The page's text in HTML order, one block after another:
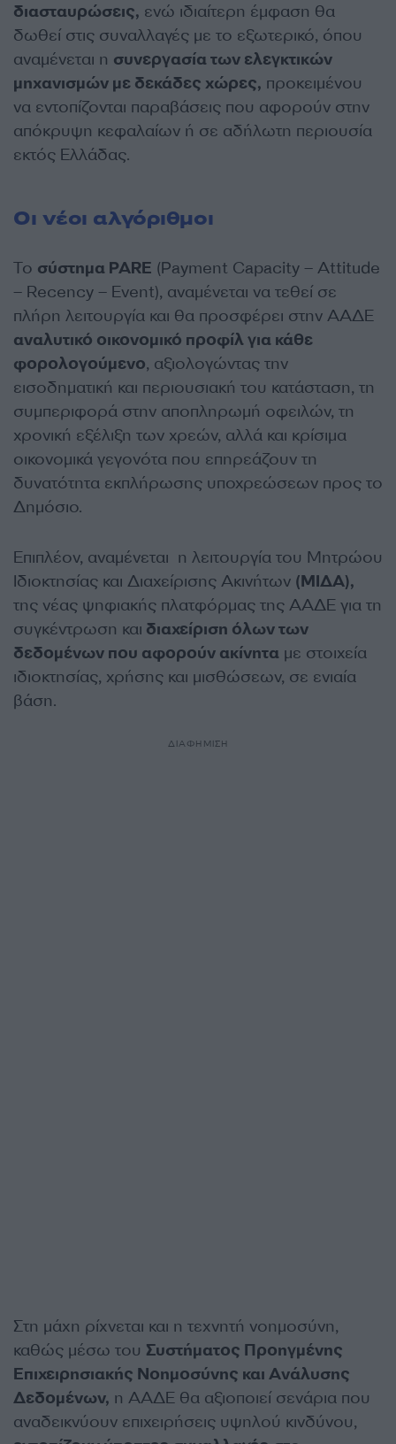
διασταυρώσεις, ενώ ιδιαίτερη έμφαση θα
δωθεί στις συναλλαγές με το εξωτερικό, όπου
αναμένεται η συνεργασία των ελεγκτικών
μηχανισμών με δεκάδες χώρες, προκειμένου
να εντοπίζονται παραβάσεις που αφορούν στην
απόκρυψη κεφαλαίων ή σε αδήλωτη περιουσία
εκτός Ελλάδας.
Οι νέοι αλγόριθμοι
Το σύστημα PARE (Payment Capacity – Attitude
– Recency – Event), αναμένεται να τεθεί σε
πλήρη λειτουργία και θα προσφέρει στην ΑΑΔΕ
αναλυτικό οικονομικό προφίλ για κάθε
φορολογούμενο, αξιολογώντας την
εισοδηματική και περιουσιακή του κατάσταση, τη
συμπεριφορά στην αποπληρωμή οφειλών, τη
χρονική εξέλιξη των χρεών, αλλά και κρίσιμα
οικονομικά γεγονότα που επηρεάζουν τη
δυνατότητα εκπλήρωσης υποχρεώσεων προς το
Δημόσιο.
Επιπλέον, αναμένεται η λειτουργία του Μητρώου
Ιδιοκτησίας και Διαχείρισης Ακινήτων (ΜΙΔΑ),
της νέας ψηφιακής πλατφόρμας της ΑΑΔΕ για τη
συγκέντρωση και διαχείριση όλων των
δεδομένων που αφορούν ακίνητα με στοιχεία
ιδιοκτησίας, χρήσης και μισθώσεων, σε ενιαία
βάση.
ΔΙΑΦΗΜΙΣΗ
Στη μάχη ρίχνεται και η τεχνητή νοημοσύνη,
καθώς μέσω του Συστήματος Προηγμένης
Επιχειρησιακής Νοημοσύνης και Ανάλυσης
Δεδομένων, η ΑΑΔΕ θα αξιοποιεί σενάρια που
αναδεικνύουν επιχειρήσεις υψηλού κινδύνου,